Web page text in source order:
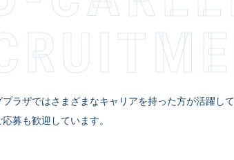
ラザではさまざまなキャリアを持った方が活躍し
募も歓迎しています。